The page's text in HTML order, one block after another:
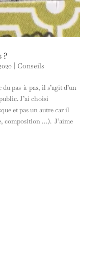
?
| Conseils
pas-à-pas, il s’agit d’un
J’ai choisi
et pas un autre car il
composition …). J’aime